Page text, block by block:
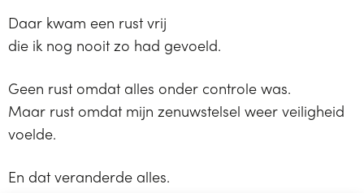
Daar kwam een rust vrij
die ik nog nooit zo had gevoeld.
Geen rust omdat alles onder controle was.
Maar rust omdat mijn zenuwstelsel weer veiligheid
voelde.
En dat veranderde alles.